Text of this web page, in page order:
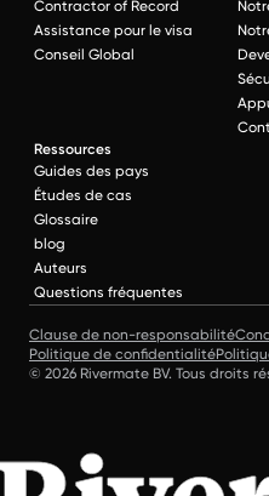
Contractor of Record
Assistance pour le visa
Conseil Global
Ressources
Guides des pays
Études de cas
Glossaire
blog
Auteurs
Questions fréquentes
Clause de non-responsabilité
Politique de confidentialité
© 2026 Rivermate BV. Tous droits